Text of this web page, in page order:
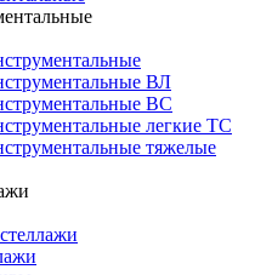
ВЛ
ВС
легкие ТС
тяжелые